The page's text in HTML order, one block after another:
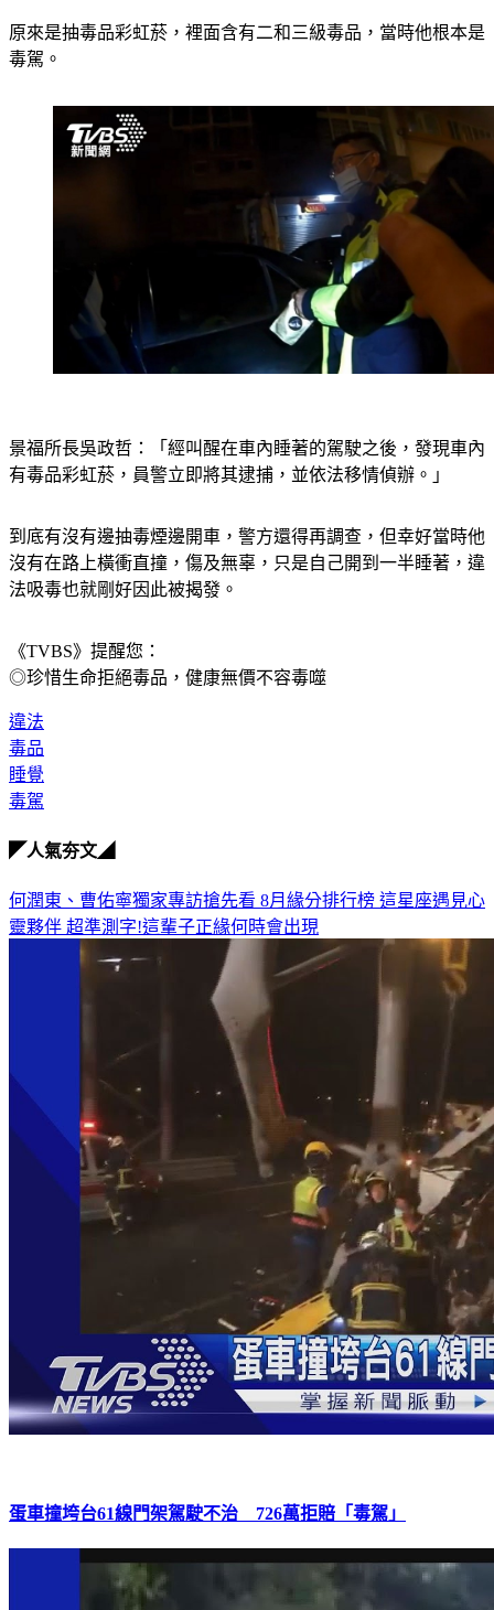
原來是抽毒品彩虹菸，裡面含有二和三級毒品，當時他根本是
毒駕。
景福所長吳政哲：「經叫醒在車內睡著的駕駛之後，發現車內
有毒品彩虹菸，員警立即將其逮捕，並依法移情偵辦。」
到底有沒有邊抽毒煙邊開車，警方還得再調查，但幸好當時他
沒有在路上橫衝直撞，傷及無辜，只是自己開到一半睡著，違
法吸毒也就剛好因此被揭發。
《TVBS》提醒您：
◎珍惜生命拒絕毒品，健康無價不容毒噬
違法
毒品
睡覺
毒駕
◤人氣夯文◢
何潤東、曹佑寧獨家專訪搶先看 8月緣分排行榜 這星座遇見心
靈夥伴 超準測字!這輩子正緣何時會出現
蛋車撞垮台61線門架駕駛不治 726萬拒賠「毒駕」